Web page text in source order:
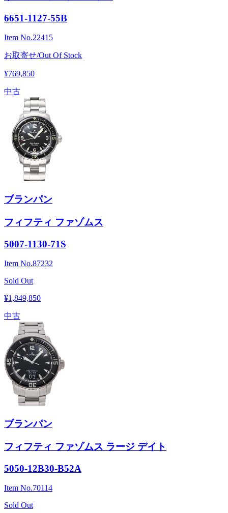
6651-1127-55B
Item No.22415
お取寄せ/Out Of Stock
¥769,850
中古
ブランパン
フィフティ ファゾムス
5007-1130-71S
Item No.87232
Sold Out
¥1,849,850
中古
ブランパン
フィフティ ファゾムス ラージ デイト
5050-12B30-B52A
Item No.70114
Sold Out